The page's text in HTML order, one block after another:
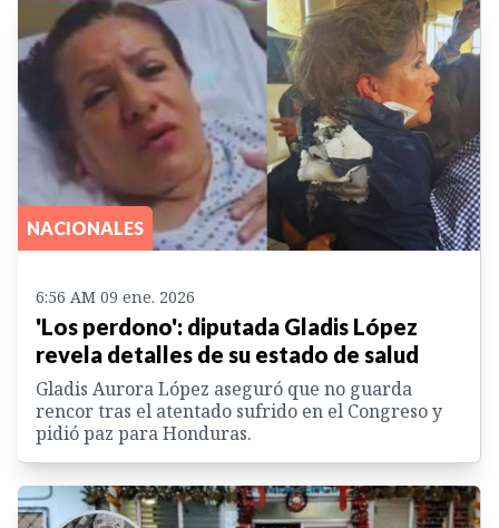
NACIONALES
6:56 AM 09 ene. 2026
'Los perdono': diputada Gladis López
revela detalles de su estado de salud
Gladis Aurora López aseguró que no guarda
rencor tras el atentado sufrido en el Congreso y
pidió paz para Honduras.